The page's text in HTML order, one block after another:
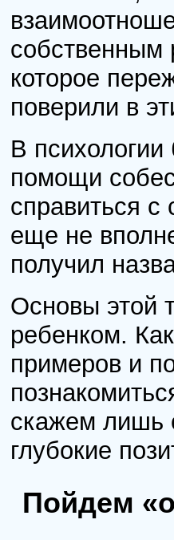
собственным
которое
поверили в
В
помощи
справиться с
еще не
получил
Основы этой
ребенком.
примеров и
скажем лишь
глубокие
Пойдем